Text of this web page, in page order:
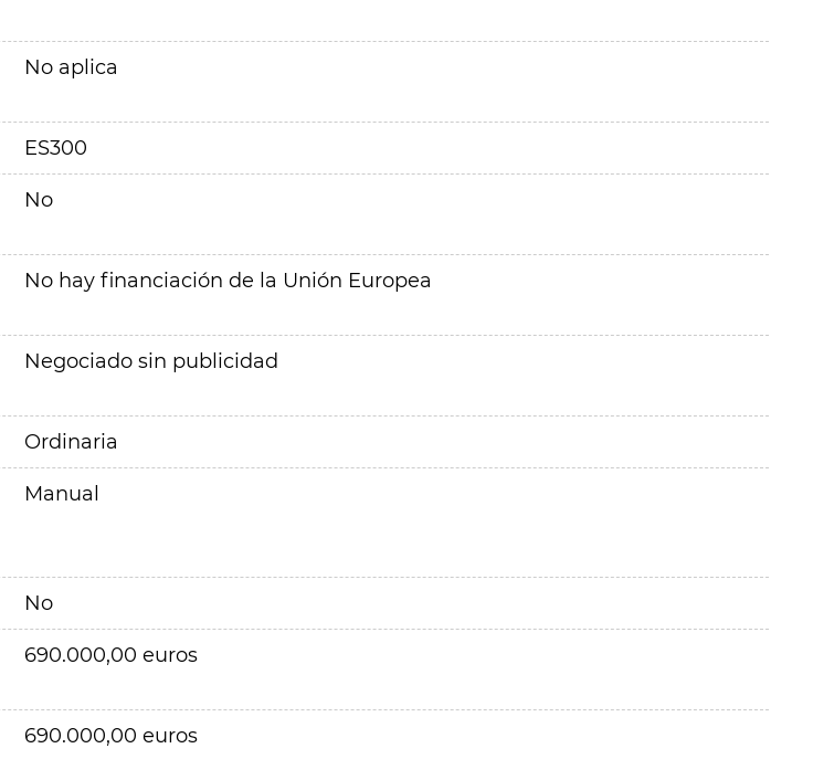
No aplica
ES300
No
No hay financiación de la Unión Europea
Negociado sin publicidad
Ordinaria
Manual
No
690.000,00 euros
690.000,00 euros